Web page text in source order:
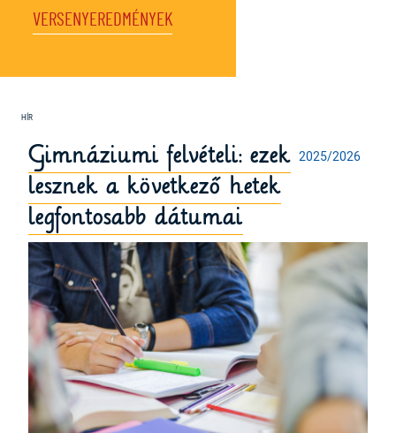
VERSENYEREDMÉNYEK
2025/2026
Gimnáziumi felvételi: ezek
lesznek a következő hetek
legfontosabb dátumai